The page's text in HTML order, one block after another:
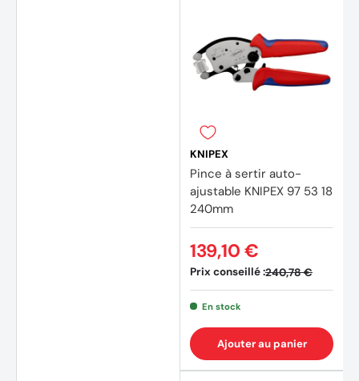
KNIPEX
Pince à sertir auto-
ajustable KNIPEX 97 53 18
240mm
Prix conseillé :240,78 €
139,10 €
En stock
Ajouter au panier